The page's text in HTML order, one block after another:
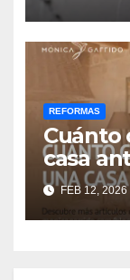
REFORMAS
Cuánto
casa
FEB 12, 2026